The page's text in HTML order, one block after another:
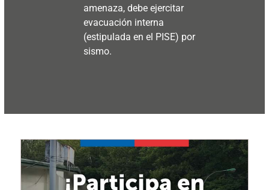
amenaza, debe ejercitar
evacuación interna
(estipulada en el PISE) por
sismo.